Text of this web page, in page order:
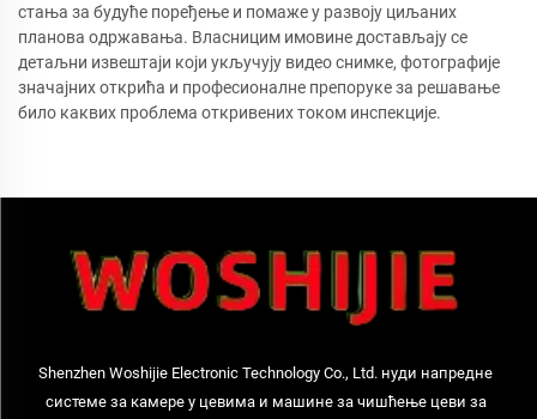
стања за будуће поређење и помаже у развоју циљаних
планова одржавања. Власницим имовине достављају се
детаљни извештаји који укључују видео снимке, фотографије
значајних открића и професионалне препоруке за решавање
било каквих проблема откривених током инспекције.
Shenzhen Woshijie Electronic Technology Co., Ltd. нуди напредне
системе за камере у цевима и машине за чишћење цеви за